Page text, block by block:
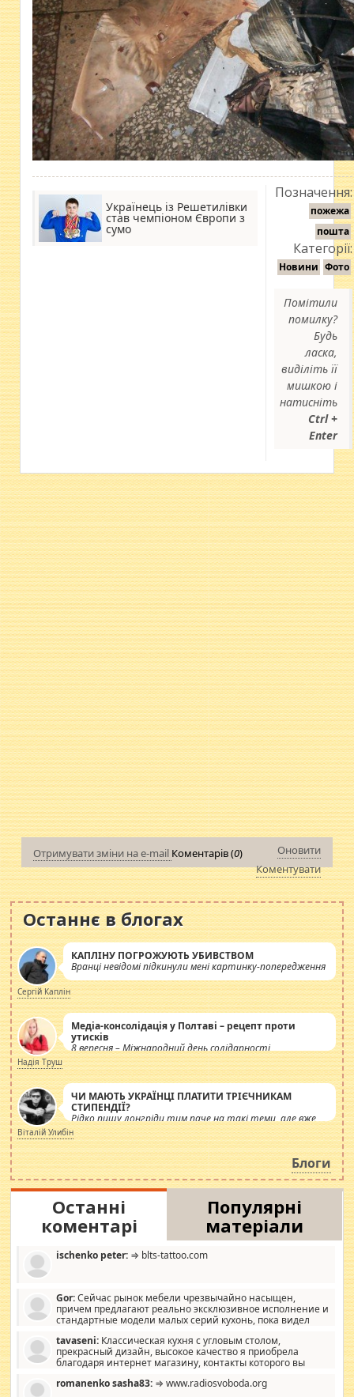
Українець із Решетилівки
став чемпіоном Європи з
сумо
Позначення:
пожежа
пошта
Категорії:
Новини Фото
Помітили
помилку?
Будь
ласка,
виділіть її
мишкою і
натисніть
Ctrl +
Enter
Отримувати зміни на e-mail Коментарів (0)
Оновити
Коментувати
Останнє в блогах
КАПЛІНУ ПОГРОЖУЮТЬ УБИВСТВОМ
Вранці невідомі підкинули мені картинку-попередження
Сергій Каплін
Медіа-консолідація у Полтаві – рецепт проти
утисків
8 вересня – Міжнародний день солідарності
журналістів.
Надія Труш
ЧИ МАЮТЬ УКРАЇНЦІ ПЛАТИТИ ТРІЄЧНИКАМ
СТИПЕНДІЇ?
Рідко пишу лонгріди тим паче на такі теми, але вже
просто дістало! Обурюють сьогоднішні інсенуації
навколо стипендіального питання. Штучно
роздувається ще одна соціальна катастрофа.
Віталій Улибін
Блоги
Останні
коментарі
Популярні
матеріали
ischenko peter: ⇒ blts-tattoo.com
Gor:Сейчас рынок мебели чрезвычайно насыщен,
причем предлагают реально эксклюзивное исполнение и
стандартные модели малых серий кухонь, пока видел
стандартные формы, в MebelOk, креативненько и что главное -
со вкусом все в порядке, без ненужных наворотов удорожающих
мебель, а это не последний фактор.
tavaseni: Классическая кухня с угловым столом,
прекрасный дизайн, высокое качество я приобрела
благодаря интернет магазину, контакты которого вы
romanenko sasha83: ⇒ www.radiosvoboda.org